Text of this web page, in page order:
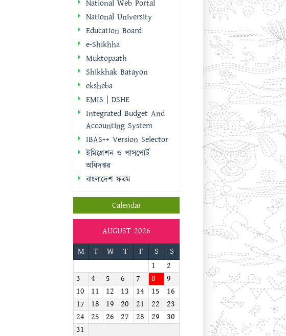
National Web Portal
National University
Education Board
e-Shikhha
Muktopaath
Shikkhak Batayon
eksheba
EMIS | DSHE
Integrated Budget And
Accounting System
IBAS++ Version Selector
ইমিগ্রেশন ও পাসপোর্ট
অধিদপ্তর
বাংলাদেশ ফরম
Calendar
AUGUST 2026
M
T W T F S
S
1
2
3
4 5 6 7 8
9
10
11 12 13 14 15
16
17
18 19 20 21 22
23
24
25 26 27 28 29
30
31